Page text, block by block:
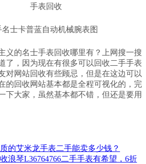
名士卡普蓝自动机械腕表图
义的名士手表回收哪里有？上网搜一搜
了，因为现在有很多可以回收二手手表
对网站回收有些顾忌，但是在这边可以
的回收网站基本都是全程可视化的，完
下大家，虽然基本都不错，但还是要用
的艾米龙手表二手能卖多少钱？
浪琴L36764766二手手表有希望，6折